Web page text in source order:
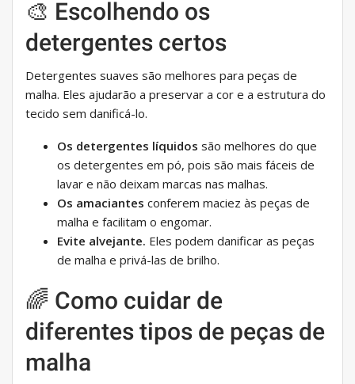
🎨 Escolhendo os
detergentes certos
Detergentes suaves são melhores para peças de
malha. Eles ajudarão a preservar a cor e a estrutura do
tecido sem danificá-lo.
Os detergentes líquidos são melhores do que
os detergentes em pó, pois são mais fáceis de
lavar e não deixam marcas nas malhas.
Os amaciantes conferem maciez às peças de
malha e facilitam o engomar.
Evite alvejante. Eles podem danificar as peças
de malha e privá-las de brilho.
🌈 Como cuidar de
diferentes tipos de peças de
malha